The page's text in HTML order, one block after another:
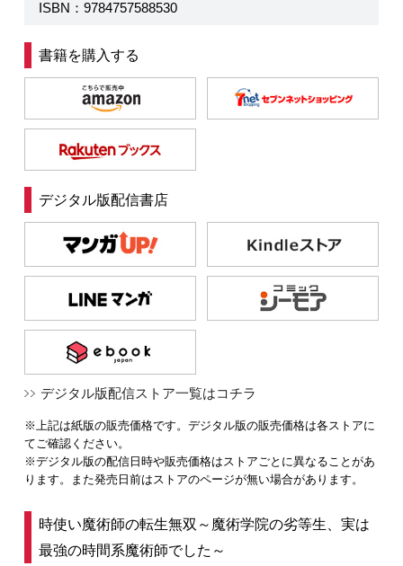
ISBN：9784757588530
書籍を購入する
デジタル版配信書店
デジタル版配信ストア一覧はコチラ
※上記は紙版の販売価格です。デジタル版の販売価格は各ストアに
てご確認ください。
※デジタル版の配信日時や販売価格はストアごとに異なることがあ
ります。また発売日前はストアのページが無い場合があります。
時使い魔術師の転生無双～魔術学院の劣等生、実は
最強の時間系魔術師でした～